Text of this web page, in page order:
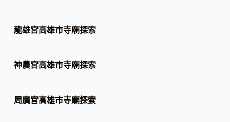
龍雄宮高雄市寺廟探索
神農宮高雄市寺廟探索
周廣宮高雄市寺廟探索